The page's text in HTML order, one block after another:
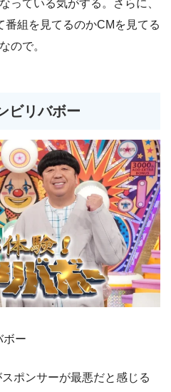
っている気がする。さらに、
組を見てるのかCMを見てる
ので。
ビリバボー
ボー
ポンサーが最悪だと感じる